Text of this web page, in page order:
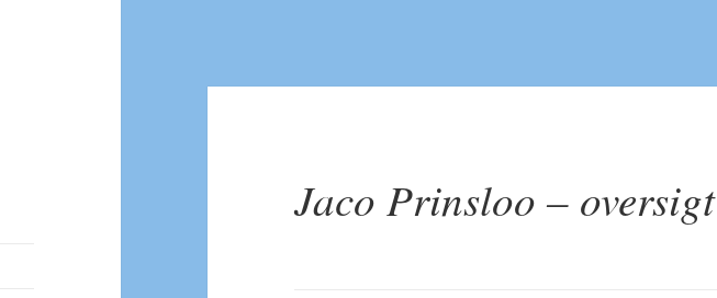
Jaco Prinsloo – oversigt